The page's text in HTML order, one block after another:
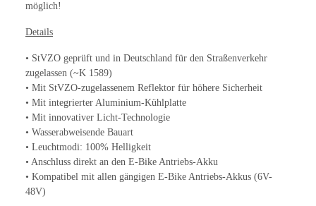
möglich!
Details
• StVZO geprüft und in Deutschland für den Straßenverkehr
zugelassen (~K 1589)
• Mit StVZO-zugelassenem Reflektor für höhere Sicherheit
• Mit integrierter Aluminium-Kühlplatte
• Mit innovativer Licht-Technologie
• Wasserabweisende Bauart
• Leuchtmodi: 100% Helligkeit
• Anschluss direkt an den E-Bike Antriebs-Akku
• Kompatibel mit allen gängigen E-Bike Antriebs-Akkus (6V-
48V)